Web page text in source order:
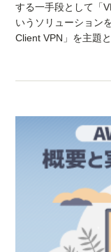
する一手段として「
いうソリューション
Client VPN」を主題